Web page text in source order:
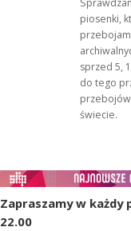
piosenki,
sprzed 5,
do tego
świecie.
Zapraszamy w każdy
22.00